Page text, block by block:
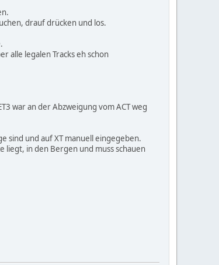
drauf drücken und los.
alle legalen Tracks eh schon
war an der Abzweigung vom ACT weg
sind und auf XT manuell eingegeben.
in den Bergen und muss schauen